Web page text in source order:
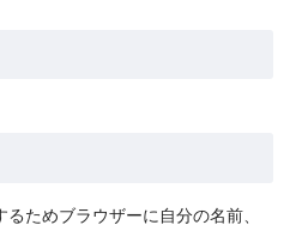
ためブラウザーに自分の名前、